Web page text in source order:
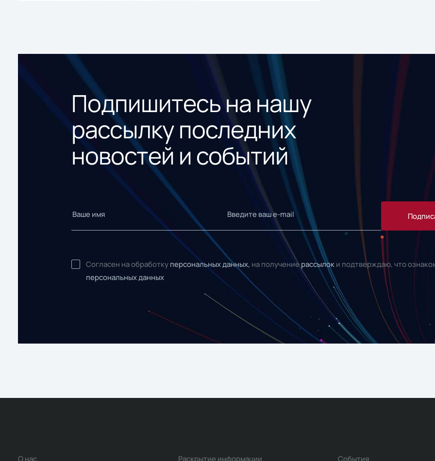
Подпишитесь на нашу
рассылку последних
новостей и событий
Согласен на обработку персональных данных, на получениерассылок и подтверждаю, что
персональных данных
О нас
Раскрытие информации
События